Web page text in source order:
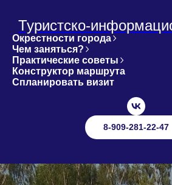
Туристско-
Окрестности города
Чем заняться?
Практические советы
Конструктор маршрута
Спланировать визит
8-909-281-22-47